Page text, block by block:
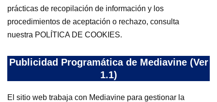
prácticas de recopilación de información y los
procedimientos de aceptación o rechazo, consulta
nuestra POLÍTICA DE COOKIES.
Publicidad Programática de Mediavine (Ver
1.1)
El sitio web trabaja con Mediavine para gestionar la